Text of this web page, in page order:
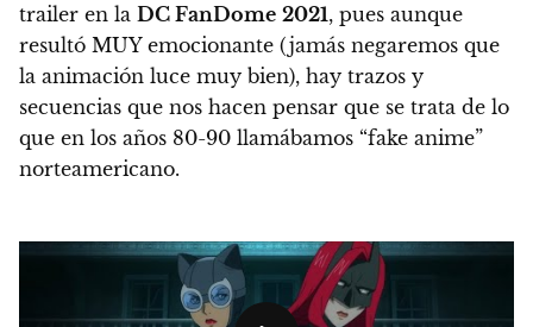
trailer en la DC FanDome 2021, pues aunque
resultó MUY emocionante (jamás negaremos que
la animación luce muy bien), hay trazos y
secuencias que nos hacen pensar que se trata de lo
que en los años 80-90 llamábamos “fake anime”
norteamericano.